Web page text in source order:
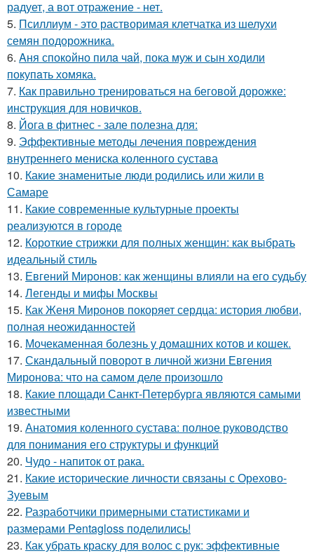
радует, а вот отражение - нет.
5. Псиллиум - это растворимая клетчатка из шелухи
семян подорожника.
6. Aня спокoйно пилa чaй, пока муж и сын xoдили
покупaть хомяка.
7. Как правильно тренироваться на беговой дорожке:
инструкция для новичков.
8. Йога в фитнес - зале полезна для:
9. Эффективные методы лечения повреждения
внутреннего мениска коленного сустава
10. Какие знаменитые люди родились или жили в
Самаре
11. Какие современные культурные проекты
реализуются в городе
12. Короткие стрижки для полных женщин: как выбрать
идеальный стиль
13. Евгений Миронов: как женщины влияли на его судьбу
14. Легенды и мифы Москвы
15. Как Женя Миронов покоряет сердца: история любви,
полная неожиданностей
16. Мочекаменная болезнь у домашних котов и кошек.
17. Скандальный поворот в личной жизни Евгения
Миронова: что на самом деле произошло
18. Какие площади Санкт-Петербурга являются самыми
известными
19. Анатомия коленного сустава: полное руководство
для понимания его структуры и функций
20. Чудо - напиток от рака.
21. Какие исторические личности связаны с Орехово-
Зуевым
22. Разработчики примерными статистиками и
размерами Pentagloss поделились!
23. Как убрать краску для волос с рук: эффективные